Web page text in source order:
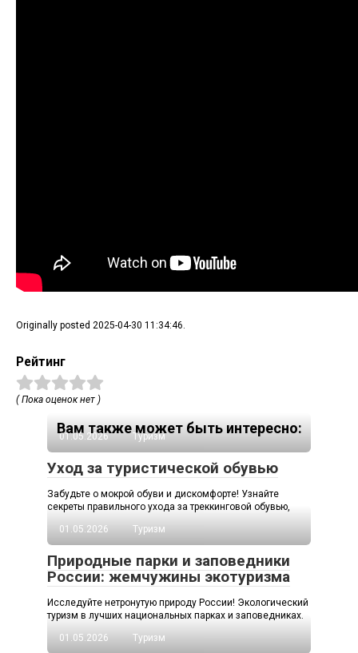
Originally posted 2025-04-30 11:34:46.
Рейтинг
( Пока оценок нет )
Вам также может быть интересно:
01.05.2026 Туризм
Уход за туристической обувью
Забудьте о мокрой обуви и дискомфорте! Узнайте
секреты правильного ухода за треккинговой обувью,
01.05.2026
Туризм
Природные парки и заповедники
России: жемчужины экотуризма
Исследуйте нетронутую природу России! Экологический
туризм в лучших национальных парках и заповедниках.
01.05.2026
Туризм